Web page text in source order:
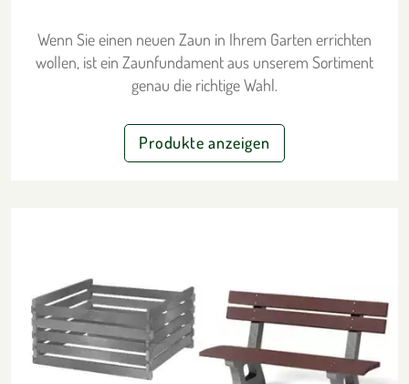
Wenn Sie einen neuen Zaun in Ihrem Garten errichten
wollen, ist ein Zaunfundament aus unserem Sortiment
genau die richtige Wahl.
Produkte anzeigen